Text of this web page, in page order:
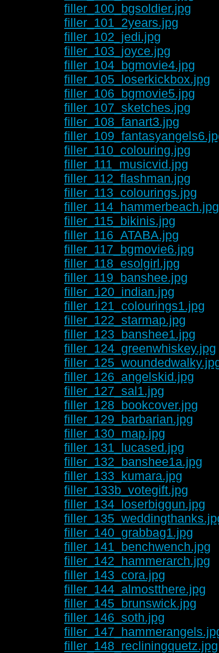
filler_100_bgsoldier.jpg
filler_101_2years.jpg
filler_102_jedi.jpg
filler_103_joyce.jpg
filler_104_bgmovie4.jpg
filler_105_loserkickbox.jpg
filler_106_bgmovie5.jpg
filler_107_sketches.jpg
filler_108_fanart3.jpg
filler_110_colouring.jpg
filler_111_musicvid.jpg
filler_112_flashman.jpg
filler_113_colourings.jpg
filler_114_hammerbeach.jpg
filler_115_bikinis.jpg
filler_116_ATABA.jpg
filler_117_bgmovie6.jpg
filler_118_esolgirl.jpg
filler_119_banshee.jpg
filler_120_indian.jpg
filler_121_colourings1.jpg
filler_122_starmap.jpg
filler_123_banshee1.jpg
filler_124_greenwhiskey.jpg
filler_126_angelskid.jpg
filler_127_sal1.jpg
filler_128_bookcover.jpg
filler_129_barbarian.jpg
filler_130_map.jpg
filler_131_lucased.jpg
filler_132_banshee1a.jpg
filler_133_kumara.jpg
filler_133b_votegift.jpg
filler_134_loserbiggun.jpg
filler_140_grabbag1.jpg
filler_141_benchwench.jpg
filler_142_hammerarch.jpg
filler_143_cora.jpg
filler_144_almostthere.jpg
filler_145_brunswick.jpg
filler_146_soth.jpg
filler_148_recliningquetz.jpg